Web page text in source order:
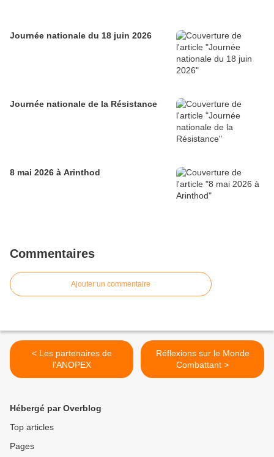
Journée nationale du 18 juin 2026
Journée nationale de la Résistance
8 mai 2026 à Arinthod
Commentaires
Ajouter un commentaire
< Les partenaires de
l'ANOPEX
Réflexions sur le Monde
Combattant >
Hébergé par Overblog
Top articles
Pages